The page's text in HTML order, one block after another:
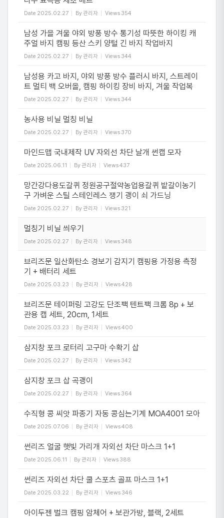
Date 2025.02.27 By관리자 Views 354
남성 가을 겨울 야외 방풍 방수 통기성 따뜻한 하이킹 캐
주얼 바지 캠핑 등산 스키 양털 긴 바지 작업바지
Date 2025.02.27 By관리자 Views 344
남성용 카고 바지, 야외 방풍 방수 플러시 바지, 스트레이
트 멀티 백 오버올, 캠핑 하이킹 장비 바지, 겨울 작업복
Date 2025.02.27 By관리자 Views 344
농사용 비닐 멀칭 비닐
Date 2025.02.27 By관리자 Views 370
마인드맵 국내제작 UV 자외선 차단 날개 썬캡 모자
Date 2025.06.11 By관리자 Views437
망간강다용도갈퀴 정원공구절약농업용갈퀴 밭갈이농기
구 가벼운 스틸 스테인레스 쟁기 괭이 쇠 가드닝
Date 2025.02.27 By관리자 Views 321
멀칭기 비닐 씌우기
Date 2025.02.27 By관리자 Views 348
브리즈문 일산화탄소 경보기 감지기 캠핑용 가정용 측정
기 + 배터리 세트
Date 2025.03.23 By관리자 Views428
브리즈문 테이퍼링 고강도 단조팩 텐트팩 크롬 8p + 보
관용 캡 세트, 20cm, 1세트
Date 2025.03.23 By관리자 Views400
삼지창 포크 로터리 고구마 수확기 삽
Date 2025.02.27 By관리자 Views 342
삼지창 포크 삽 곡괭이
Date 2025.02.27 By관리자 Views 364
수직형 콩 씨앗 파종기 자동 콩심는기계 MOA4001 모아
Date 2025.07.06 By관리자 Views408
썬리즈 얼굴 햇빛 가리개 자외선 차단 마스크 1+1
Date 2025.06.11 By관리자 Views 388
썬리즈 자외선 차단 쿨 스포츠 골프 마스크 1+1
Date 2025.03.22 By관리자 Views 346
아이두젠 벌크 캠핑 암체어 + 보관가방, 블랙, 2세트